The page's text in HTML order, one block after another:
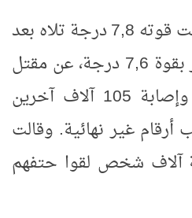
وأسفر الزلزال الذي بلغت قوته 7,8 درجة تلاه بعد
تسع ساعات زلزال آخر بقوة 7,6 درجة، عن مقتل
نحو 46 ألف شخص وإصابة 105 آلاف آخرين
غير نهائية. وقالت
آلاف شخص لقوا حتفهم